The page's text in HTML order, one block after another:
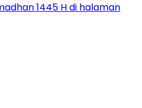
1445 H di halaman